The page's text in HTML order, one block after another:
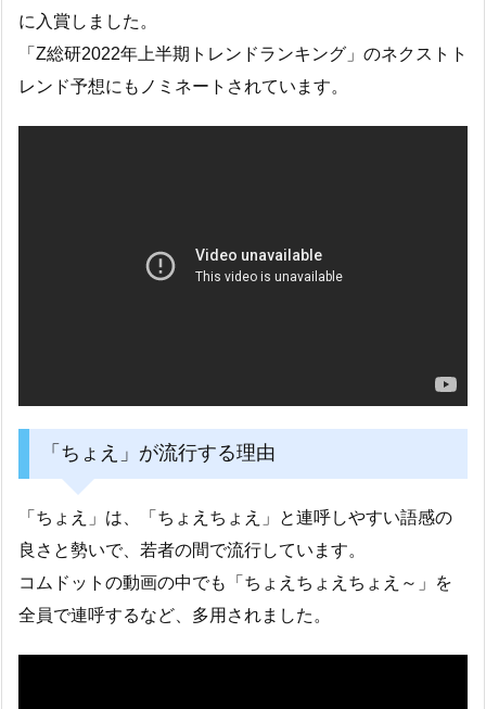
に入賞しました。
「Z総研2022年上半期トレンドランキング」のネクストト
レンド予想にもノミネートされています。
「ちょえ」が流行する理由
「ちょえ」は、「ちょえちょえ」と連呼しやすい語感の
良さと勢いで、若者の間で流行しています。
コムドットの動画の中でも「ちょえちょえちょえ～」を
全員で連呼するなど、多用されました。